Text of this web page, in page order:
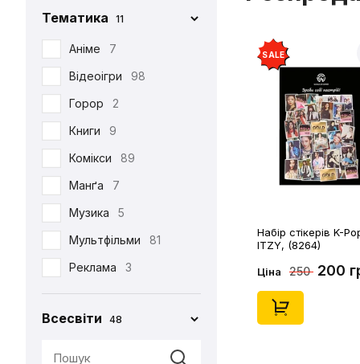
Iron Studios
Jason Freeny
Medicom Toy
Mezco
1
Mictoys
Mighty Jaxx
NECA
12
One Toys
Play Arts KAI
73
Pop Toys
1
Present Toys 1
S.H.Figuarts
Тематика 11
Аніме
7
Відеоігри
98
Горор
2
Книги
9
Комікси
89
Манґа
7
Музика
5
Мультфільми
81
Реклама
3
Серіали
39
Фільми
125
Всесвіти 48
SALE
Набір стікерів K-
ITZY, (8264)
Ціна 250 200